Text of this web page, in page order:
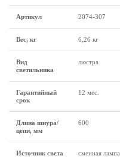
Артикул 2074-307
Вес, кг 6,26 кг
Вид
светильника
люстра
Гарантийный
срок
12 мес.
Длина шнура/
цепи, мм
600
Источник света cменная лампа